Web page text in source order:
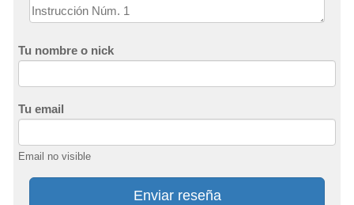
Tu nombre o nick
Tu email
Email no visible
Enviar reseña